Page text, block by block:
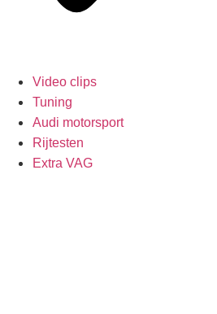
Video clips
Tuning
Audi motorsport
Rijtesten
Extra VAG